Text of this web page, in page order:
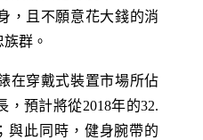
，且不願意花大錢的消
群。
在穿戴式裝置市場所佔
，預計將從2018年的32.
與此同時，健身腕帶的